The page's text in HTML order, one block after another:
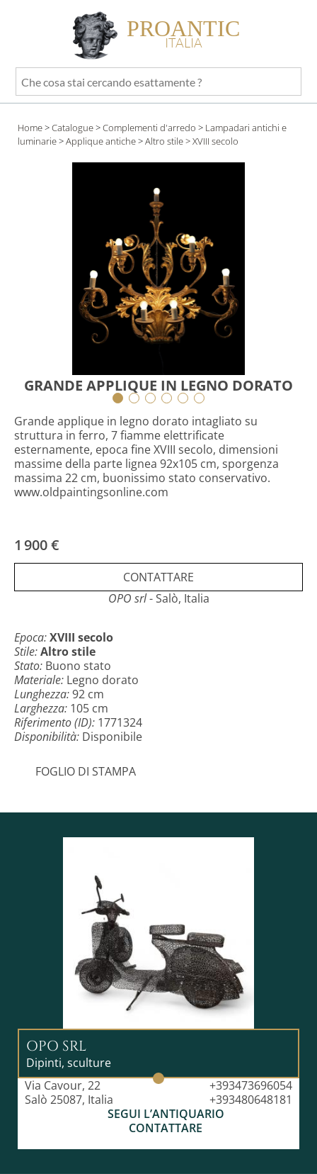
PROANTIC
ITALIA
Che
cosa
cercando
esattamente
Home>Catalogue>Complementi d'arredo > Lampadari antichi e
luminarie>Applique antiche>Altro stile> XVIII secolo
GRANDE APPLIQUE IN LEGNO DORATO
Grande applique in legno dorato intagliato su
struttura in ferro, 7 fiamme elettrificate
esternamente, epoca fine XVIII secolo, dimensioni
massime della parte lignea 92x105 cm, sporgenza
massima 22 cm, buonissimo stato conservativo.
www.oldpaintingsonline.com
1 900 €
CONTATTARE
OPO srl- Salò, Italia
Epoca:XVIII secolo
Stile:Altro stile
Stato: Buono stato
Materiale: Legno dorato
Lunghezza:92 cm
Larghezza: 105 cm
Riferimento (ID): 1771324
Disponibilità: Disponibile
FOGLIO DI STAMPA
OPO SRL
Dipinti, sculture
Via Cavour, 22
Salò 25087, Italia
+393473696054
+393480648181
SEGUI L’ANTIQUARIO
CONTATTARE